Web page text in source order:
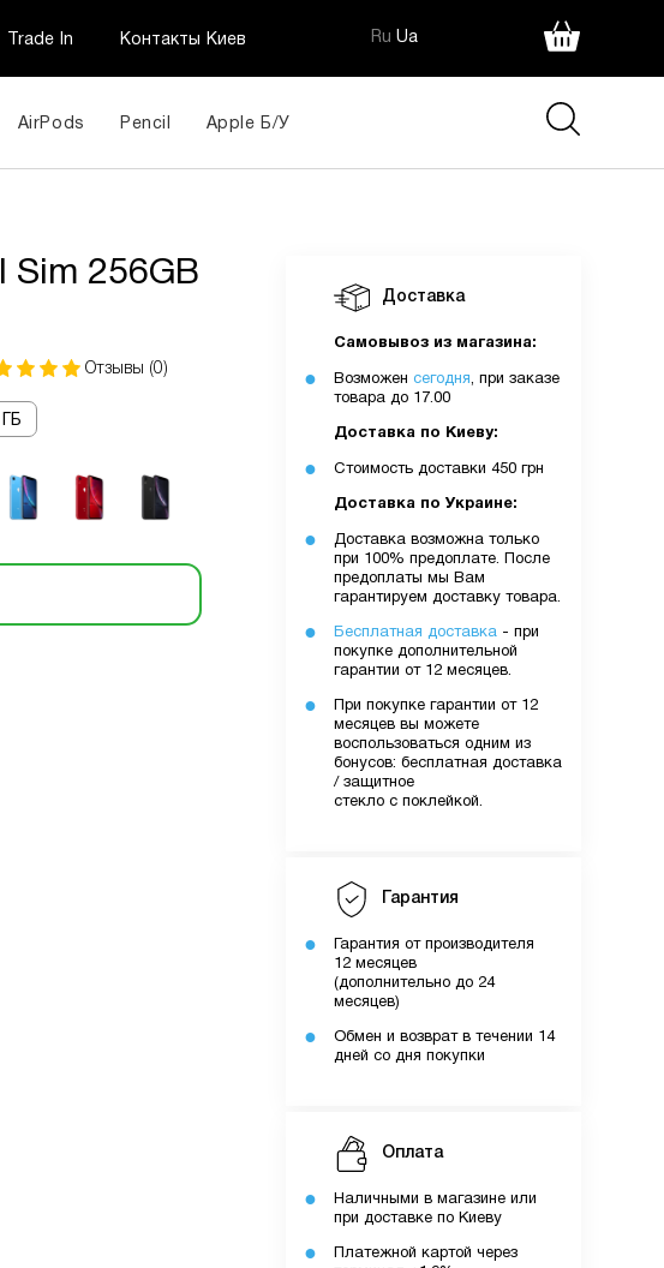
Trade In Контакты Киев Ru Ua
AirPods Pencil Apple Б/У
Sim 256GB
Отзывы (0)
Доставка
Самовывоз из магазина:
Возможен сегодня, при заказе
товара до 17.00
Доставка по Киеву:
Стоимость доставки 450 грн
Доставка по Украине:
Доставка возможна только
при 100% предоплате. После
предоплаты мы Вам
гарантируем доставку товара.
Бесплатная доставка - при
покупке дополнительной
гарантии от 12 месяцев.
При покупке гарантии от 12
месяцев вы можете
воспользоваться одним из
бонусов: бесплатная доставка
/ защитное
стекло с поклейкой.
Гарантия
Гарантия от производителя
12 месяцев
(дополнительно до 24
месяцев)
Обмен и возврат в течении 14
дней со дня покупки
Оплата
Наличными в магазине или
при доставке по Киеву
Платежной картой через